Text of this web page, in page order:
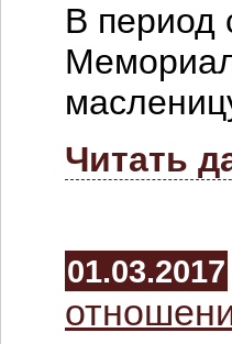
В период
Читать
01.03.2017